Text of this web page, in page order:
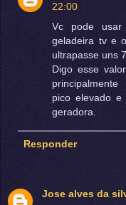
22:00
Vc pode usar
geladeira tv e
ultrapasse uns
Digo esse
pico elevado
geradora.
Responder
Jose alves da